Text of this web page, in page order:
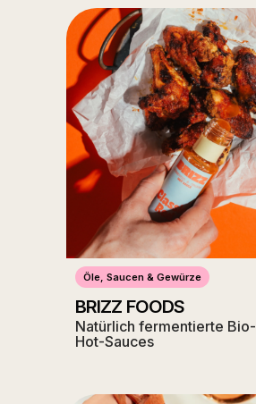
Öle, Saucen & Gewürze
BRIZZ FOODS
Natürlich fermentierte Bio-
Hot-Sauces